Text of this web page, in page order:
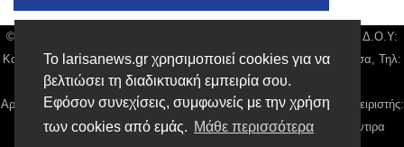
Το larisanews.gr χρησιμοποιεί cookies για να
βελτιώσει τη διαδικτυακή εμπειρία σου.
Εφόσον συνεχίσεις, συμφωνείς με την χρήση
των cookies από εμάς. Μάθε περισσότερα
© Larisa News | Διακριτικός Τίτλος: Orion Media, ΑΦΜ: 043750542, Δ.Ο.Υ:
Καρδίτσας, Υπο/μα Λάρισας, Δ/νση: Φαρμακίδου 36 τ.κ 41222 Λάρισα, Τηλ:
2410 259100, email: news@larisanews.gr
Αρ. Γεμή: 018804431000, Νόμιμος Εκπρόσωπος, Ιδιοκτήτης και Διαχειριστής:
Παναγιώτης Φιλίππου, Διευθύντρια: Γιαννουσά Βασιλική, Διευθύντιρα